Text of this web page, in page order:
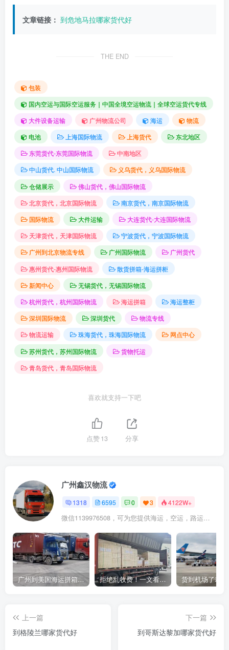
文章链接： 到危地马拉哪家货代好
THE END
包装
国内空运与国际空运服务｜中国全境空运物流｜全球空运货代专线
大件设备运输
广州物流公司 海运
物流
电池
上海国际物流 上海货代
东北地区
东莞货代-东莞国际物流
中南地区
中山货代. 中山国际物流
义乌货代，义乌国际物流
仓储展示
佛山货代，佛山国际物流
北京货代，北京国际物流
南京货代，南京国际物流
国际物流
大件运输
大连货代-大连国际物流
天津货代，天津国际物流
宁波货代，宁波国际物流
广州到北京物流专线
广州国际物流
广州货代
惠州货代-惠州国际物流
散货拼箱-海运拼柜
新闻中心
无锡货代，无锡国际物流
杭州货代，杭州国际物流
海运拼箱
海运整柜
深圳国际物流
深圳货代
物流专线
物流运输
珠海货代，珠海国际物流
网点中心
苏州货代，苏州国际物流
货物托运
青岛货代，青岛国际物流
喜欢就支持一下吧
点赞13 分享
广州鑫汉物流
1318 6595 0 3 4122W+
微信1139976508，可为您提供海运，空运，路运，铁路运输
广州到美国海运拼箱多少钱？2024年最新运费构成+隐藏费用避坑指南 拒绝乱收费！一文看懂中国货代计费套路，教你避开所有隐形坑
上一篇
到格陵兰哪家货代好
下一篇
到哥斯达黎加哪家货代好